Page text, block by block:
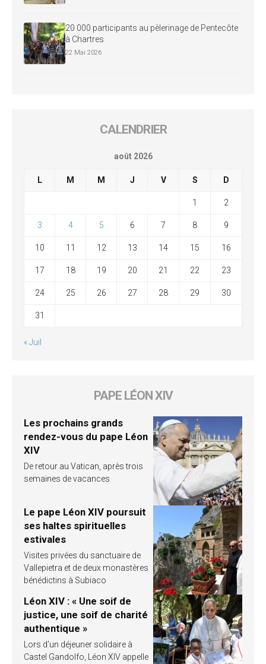
20 000 participants au pèlerinage de Pentecôte
à Chartres
22 Mai 2026
CALENDRIER
août 2026
L M M J V S D
1 2
3 4 5 6 7 8 9
10 11 12 13 14 15 16
17 18 19 20 21 22 23
24 25 26 27 28 29 30
31
« Juil
PAPE LÉON XIV
Les prochains grands
rendez-vous du pape Léon
XIV
De retour au Vatican, après trois
semaines de vacances
Le pape Léon XIV poursuit
ses haltes spirituelles
estivales
Visites privées du sanctuaire de
Vallepietra et de deux monastères
bénédictins à Subiaco
Léon XIV : « Une soif de
justice, une soif de charité
authentique »
Lors d’un déjeuner solidaire à
Castel Gandolfo, Léon XIV appelle